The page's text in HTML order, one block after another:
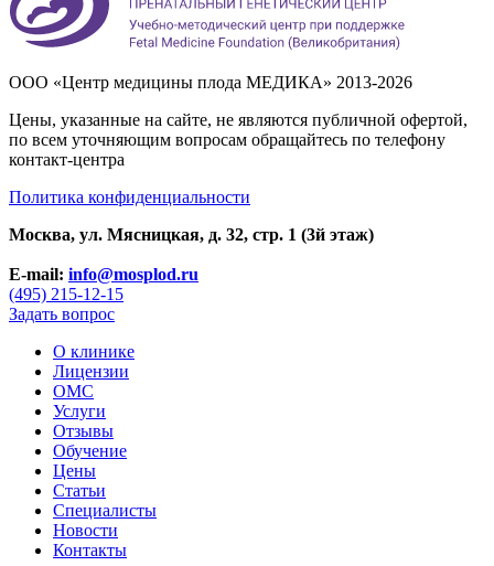
ООО «Центр медицины плода МЕДИКА» 2013-2026
Цены, указанные на сайте, не являются публичной офертой,
по всем уточняющим вопросам обращайтесь по телефону
контакт-центра
Политика конфиденциальности
Москва, ул. Мясницкая, д. 32, стр. 1 (3й этаж)
E-mail: info@mosplod.ru
(495) 215-12-15
Задать вопрос
О клинике
Лицензии
ОМС
Услуги
Отзывы
Обучение
Цены
Статьи
Специалисты
Новости
Контакты